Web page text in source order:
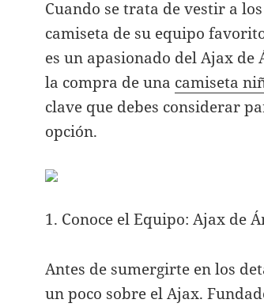
Cuando se trata de vestir a
camiseta de su equipo
es un apasionado del Ajax
la compra de una camiseta
clave que debes considerar
opción.
1. Conoce el Equipo: Ajax de
Antes de sumergirte en los
un poco sobre el Ajax.